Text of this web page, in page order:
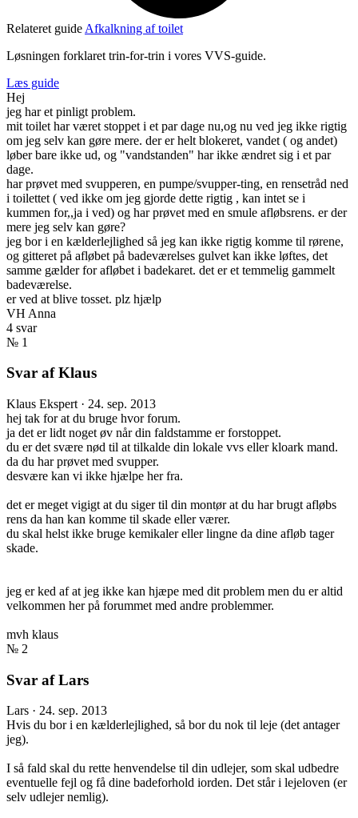
Relateret guide Afkalkning af toilet
Løsningen forklaret trin-for-trin i vores VVS-guide.
Læs guide
Hej
jeg har et pinligt problem.
mit toilet har været stoppet i et par dage nu,og nu ved jeg ikke rigtig
om jeg selv kan gøre mere. der er helt blokeret, vandet ( og andet)
løber bare ikke ud, og "vandstanden" har ikke ændret sig i et par
dage.
har prøvet med svupperen, en pumpe/svupper-ting, en rensetråd ned
i toilettet ( ved ikke om jeg gjorde dette rigtig , kan intet se i
kummen for,,ja i ved) og har prøvet med en smule afløbsrens. er der
mere jeg selv kan gøre?
jeg bor i en kælderlejlighed så jeg kan ikke rigtig komme til rørene,
og gitteret på afløbet på badeværelses gulvet kan ikke løftes, det
samme gælder for afløbet i badekaret. det er et temmelig gammelt
badeværelse.
er ved at blive tosset. plz hjælp
VH Anna
4 svar
№ 1
Svar af Klaus
Klaus Ekspert · 24. sep. 2013
hej tak for at du bruge hvor forum.
ja det er lidt noget øv når din faldstamme er forstoppet.
du er det svære nød til at tilkalde din lokale vvs eller kloark mand.
da du har prøvet med svupper.
desvære kan vi ikke hjælpe her fra.
det er meget vigigt at du siger til din montør at du har brugt afløbs
rens da han kan komme til skade eller værer.
du skal helst ikke bruge kemikaler eller lingne da dine afløb tager
skade.
jeg er ked af at jeg ikke kan hjæpe med dit problem men du er altid
velkommen her på forummet med andre problemmer.
mvh klaus
№ 2
Svar af Lars
Lars · 24. sep. 2013
Hvis du bor i en kælderlejlighed, så bor du nok til leje (det antager
jeg).
I så fald skal du rette henvendelse til din udlejer, som skal udbedre
eventuelle fejl og få dine badeforhold iorden. Det står i lejeloven (er
selv udlejer nemlig).